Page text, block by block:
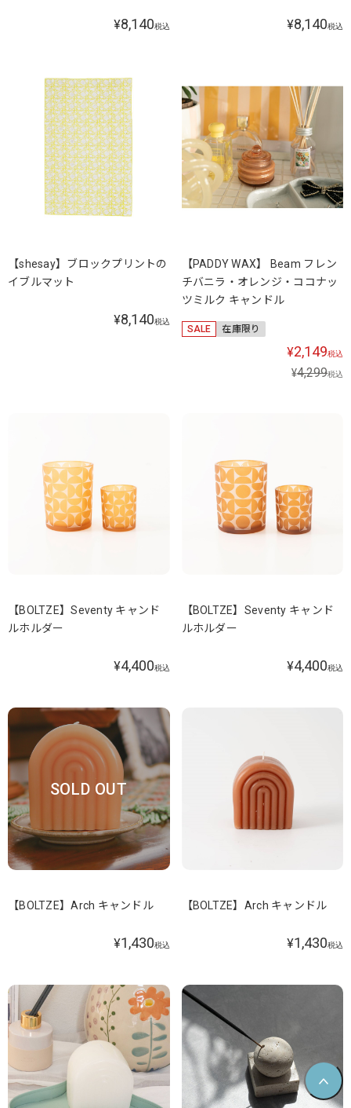
¥8,140税込 ¥8,140税込
【shesay】ブロックプリントの
イブルマット
¥8,140税込
【PADDY WAX】 Beam フレン
チバニラ・オレンジ・ココナッ
ツミルク キャンドル
SALE 在庫限り
¥2,149税込
¥4,299税込
【BOLTZE】Seventy キャンド
ルホルダー
¥4,400税込
【BOLTZE】Seventy キャンド
ルホルダー
¥4,400税込
SOLD OUT
【BOLTZE】Arch キャンドル
¥1,430税込
【BOLTZE】Arch キャンドル
¥1,430税込